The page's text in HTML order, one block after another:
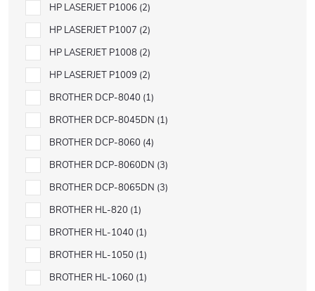
HP LASERJET P1006 2
HP LASERJET P1007 2
HP LASERJET P1008 2
HP LASERJET P1009 2
BROTHER DCP-8040 1
BROTHER DCP-8045DN 1
BROTHER DCP-8060 4
BROTHER DCP-8060DN 3
BROTHER DCP-8065DN 3
BROTHER HL-820 1
BROTHER HL-1040 1
BROTHER HL-1050 1
BROTHER HL-1060 1